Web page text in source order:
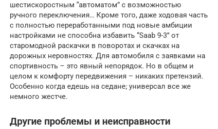
шестискороcтным “автоматом” c возможностью
ручного переключения… Кроме того, даже ходовая часть
с полностью переработанными под новые амбиции
настройками не способна избавить “Saab 9-3” от
старомодной раскачки в поворотах и скачках на
дорожных неровностях. Для автомобиля с заявками на
спортивность – это явный непорядок. Но в общем и
целом к комфорту передвижения – никаких претензий.
Особенно когда едешь на седане; универсал все же
немного жестче.
Другие проблемы и неисправности